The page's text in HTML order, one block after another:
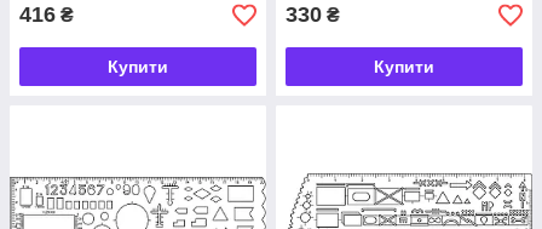
416 ₴
Купити
330 ₴
Купити